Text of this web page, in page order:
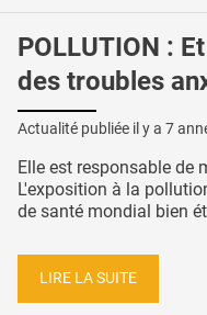
POLLUTION :
des troubles
Actualité publiée il y a 7
Elle est responsable de
L'exposition à la
de santé mondial bien
LIRE LA SUITE